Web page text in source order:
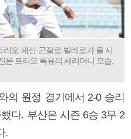
오 페신-곤잘로-빌레로가 올 시
은 트리오 특유의 세리머니 모습.
의 원정 경기에서 2-0 승리
다. 부산은 시즌 6승 3무 2
.